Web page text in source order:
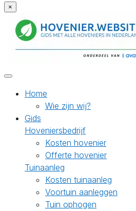
×
Home
Wie zijn wij?
Gids
Hoveniersbedrijf
Kosten hovenier
Offerte hovenier
Tuinaanleg
Kosten tuinaanleg
Voortuin aanleggen
Tuin ophogen